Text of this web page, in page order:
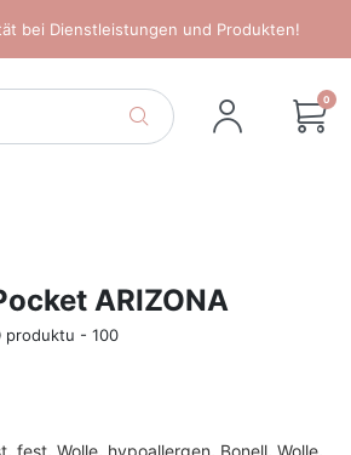
bei Dienstleistungen und Produkten!
0
ARIZONA
produktu - 100
fest, Wolle, hypoallergen, Bonell, Wolle,